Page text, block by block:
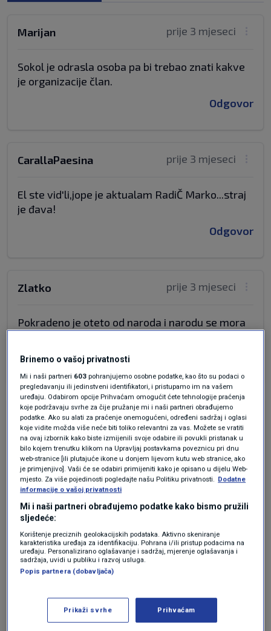
prije 3 mjeseci
Marijan
Sokol je odrasla osoba pa bi trebao znati kakve
je organizacije član.
Odgovor
prije 3 mjeseci
CarallaPaesina
El ste vid'li,jope je aktualam RadiČ Marko...straj
je đava!
Odgovor
prije 3 mjeseci
Zlatko
Pokradeno je oteto od naroda i narodu se mora
prije 3 mjeseci
šu...ak
Vratite pokradeno.
Prestanite namještati.
Kakav narod, takva vlast.
pupak _ šu.....ak
Odgovor
Marijan
Kad bi morali vratiti pokradeno odma bi
Brinemo o vašoj privatnosti
Mi i naši partneri 603 pohranjujemo osobne podatke, kao što su podaci o
pregledavanju ili jedinstveni identifikatori, i pristupamo im na vašem
uređaju. Odabirom opcije Prihvaćam omogućit ćete tehnologije praćenja
koje podržavaju svrhe za čije pružanje mi i naši partneri obrađujemo
podatke. Ako su alati za praćenje onemogućeni, određeni sadržaj i oglasi
koje vidite možda više neće biti toliko relevantni za vas. Možete se vratiti
na ovaj izbornik kako biste izmijenili svoje odabire ili povukli pristanak u
bilo kojem trenutku klikom na Upravljaj postavkama poveznicu pri dnu
web-stranice [ili plutajuće ikone u donjem lijevom kutu web stranice, ako
je primjenjivo]. Vaši će se odabiri primijeniti kako je opisano u dijelu Web-
mjesto. Za više pojedinosti pogledajte našu Politiku privatnosti. Dodatne
informacije o vašoj privatnosti
Mi i naši partneri obrađujemo podatke kako bismo pružili
sljedeće:
Korištenje preciznih geolokacijskih podataka. Aktivno skeniranje
karakteristika uređaja za identifikaciju. Pohrana i/ili pristup podacima na
uređaju. Personalizirano oglašavanje i sadržaj, mjerenje oglašavanja i
sadržaja, uvidi u publiku i razvoj usluga.
Popis partnera (dobavljača)
Prikaži svrhe Prihvaćam